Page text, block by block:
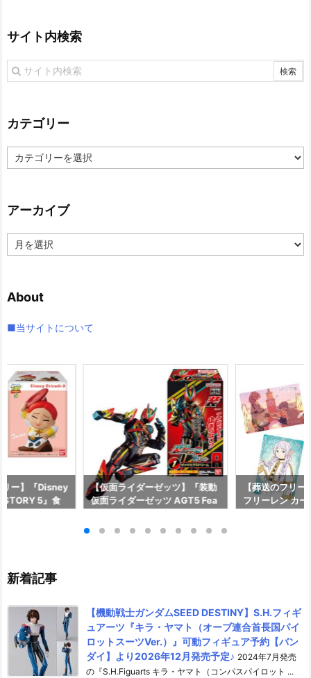
サイト内検索
カテゴリー
テ
ー
アーカイブ
ー
ブ
About
■当サイトについて
ー】『Disney
5』食
【仮面ライダーゼッツ】『装動
仮面ライダーゼッツ AGT5 Fea
ド』食玩フィギュア予約【バン
【葬送のフリ
フリーレン カ
新着記事
【機動戦士ガンダムSEED DESTINY】S.H.フィギ
ュアーツ『キラ・ヤマト（オーブ連合首長国パイ
ロットスーツVer.）』可動フィギュア予約【バン
ダイ】より2026年12月発売予定♪ 2024年7月発売
の『S.H.Figuarts キラ・ヤマト（コンパスパイロット ...